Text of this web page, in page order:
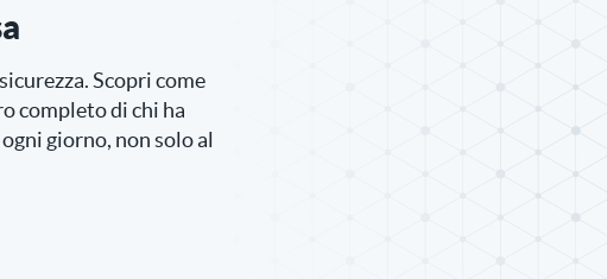
Scopri come
completo di chi ha
giorno, non solo al